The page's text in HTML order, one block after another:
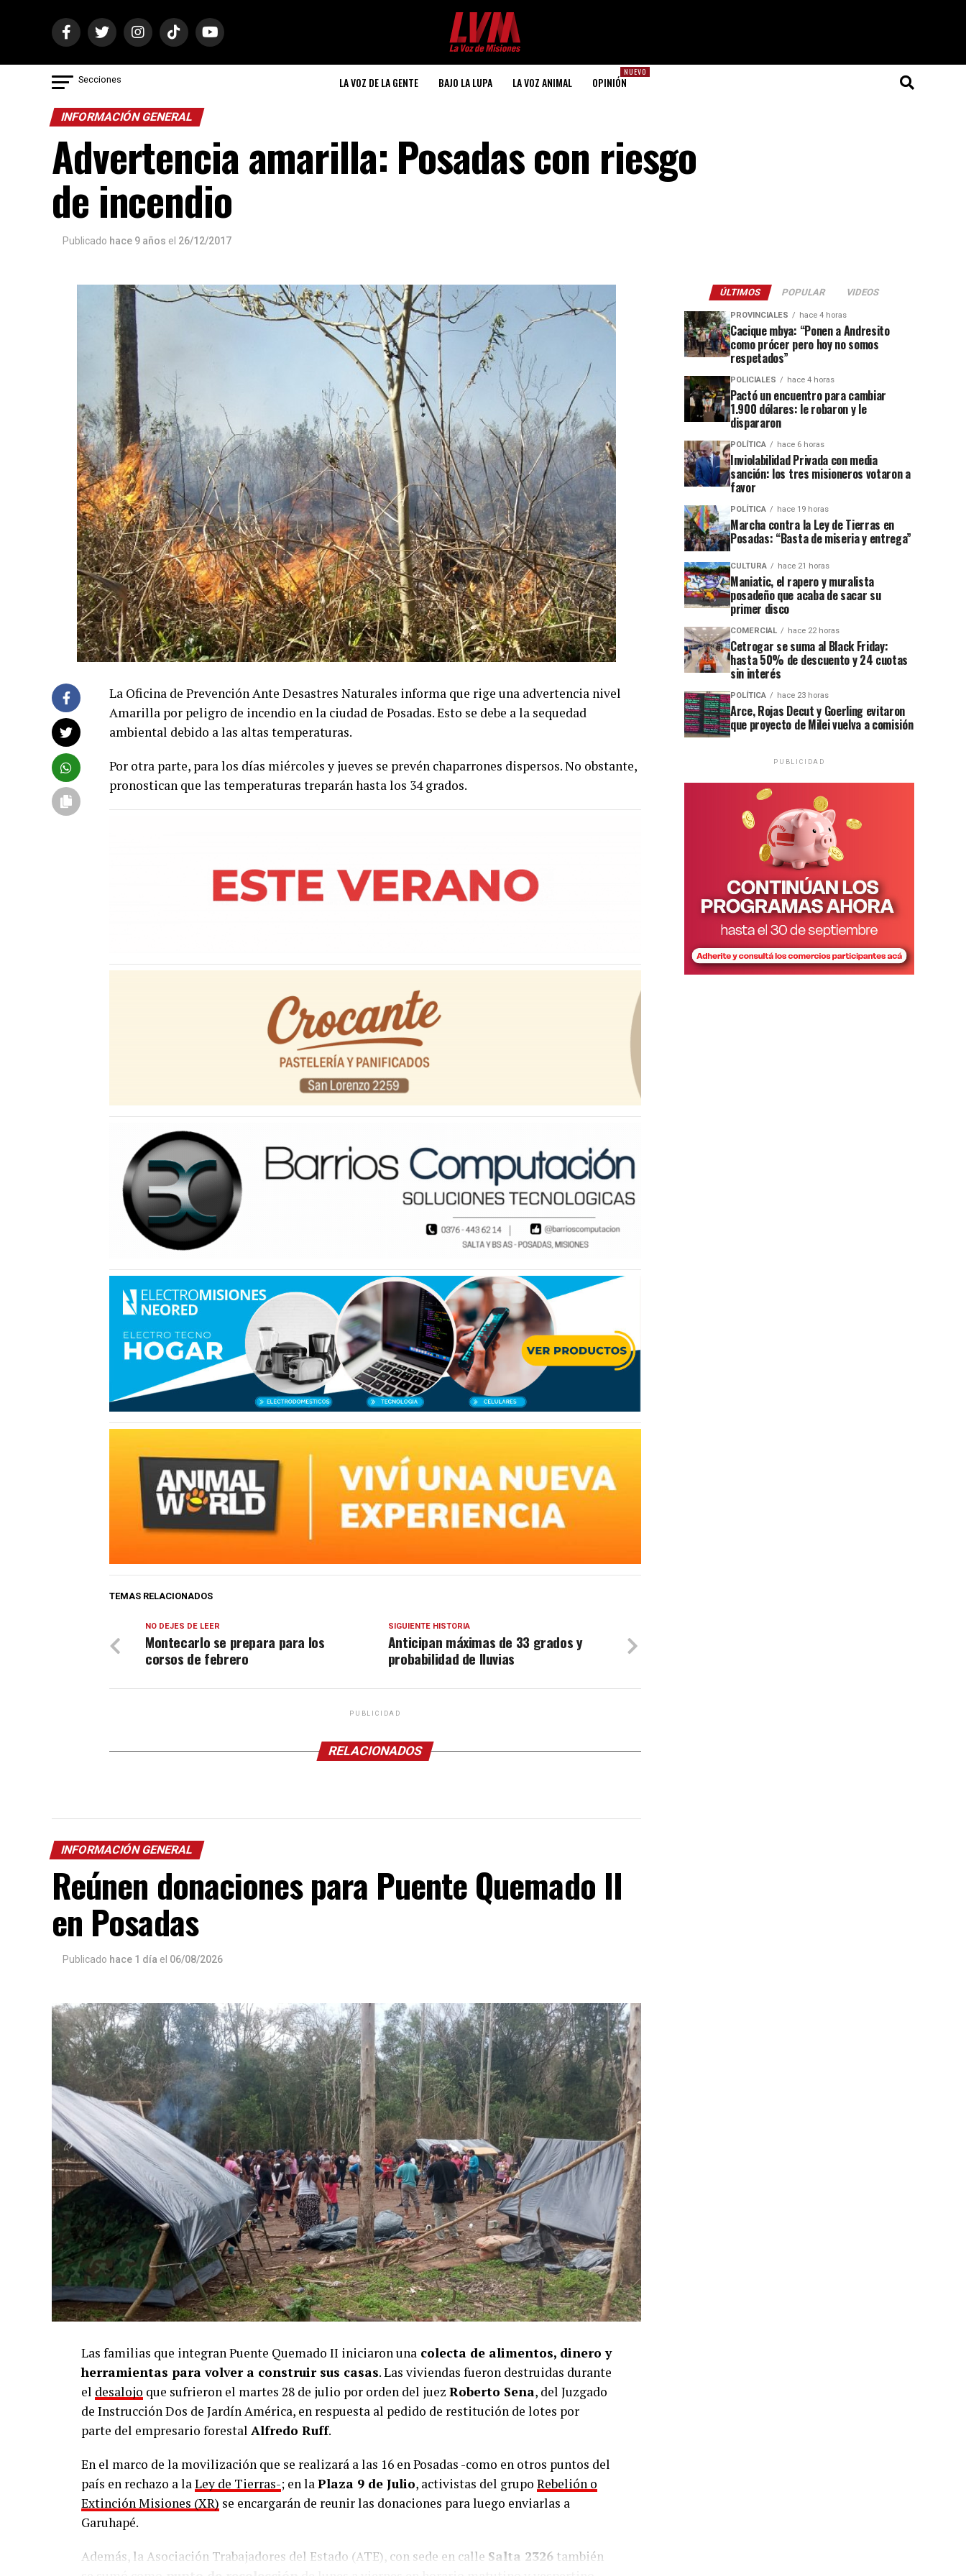
Secciones LA VOZ DE LA GENTE BAJO LA LUPA LA VOZ ANIMAL
NUEVO
OPINIÓN
INFORMACIÓN GENERAL
Advertencia amarilla: Posadas con riesgo
de incendio
Publicado hace 9 años el 26/12/2017
La Oficina de Prevención Ante Desastres Naturales informa que rige una advertencia nivel
Amarilla por peligro de incendio en la ciudad de Posadas. Esto se debe a la sequedad
ambiental debido a las altas temperaturas.
Por otra parte, para los días miércoles y jueves se prevén chaparrones dispersos. No obstante,
pronostican que las temperaturas treparán hasta los 34 grados.
TEMAS RELACIONADOS
SIGUIENTE HISTORIA
Anticipan máximas de 33 grados y
probabilidad de lluvias
NO DEJES DE LEER
Montecarlo se prepara para los
corsos de febrero
PUBLICIDAD
RELACIONADOS
INFORMACIÓN GENERAL
Reúnen donaciones para Puente Quemado II
en Posadas
Publicado hace 1 día el 06/08/2026
Las familias que integran Puente Quemado II iniciaron una colecta de alimentos, dinero y
herramientas para volver a construir sus casas. Las viviendas fueron destruidas durante
el desalojo que sufrieron el martes 28 de julio por orden del juez Roberto Sena, del Juzgado
de Instrucción Dos de Jardín América, en respuesta al pedido de restitución de lotes por
parte del empresario forestal Alfredo Ruff.
En el marco de la movilización que se realizará a las 16 en Posadas -como en otros puntos del
país en rechazo a la Ley de Tierras-; en la Plaza 9 de Julio, activistas del grupo Rebelión o
Extinción Misiones (XR) se encargarán de reunir las donaciones para luego enviarlas a
Garuhapé.
Además, la Asociación Trabajadores del Estado (ATE), con sede en calle Salta 2326 también
ÚLTIMOS POPULAR VIDEOS
PROVINCIALES hace 4 horas
Cacique mbya: “Ponen a Andresito
como prócer pero hoy no somos
respetados”
POLICIALES hace 4 horas
Pactó un encuentro para cambiar
1.900 dólares: le robaron y le
dispararon
POLÍTICA hace 6 horas
Inviolabilidad Privada con media
sanción: los tres misioneros votaron a
favor
POLÍTICA hace 19 horas
Marcha contra la Ley de Tierras en
Posadas: “Basta de miseria y entrega”
CULTURA hace 21 horas
Maniatic, el rapero y muralista
posadeño que acaba de sacar su
primer disco
COMERCIAL hace 22 horas
Cetrogar se suma al Black Friday:
hasta 50% de descuento y 24 cuotas
sin interés
POLÍTICA hace 23 horas
Arce, Rojas Decut y Goerling evitaron
que proyecto de Milei vuelva a comisión
PUBLICIDAD